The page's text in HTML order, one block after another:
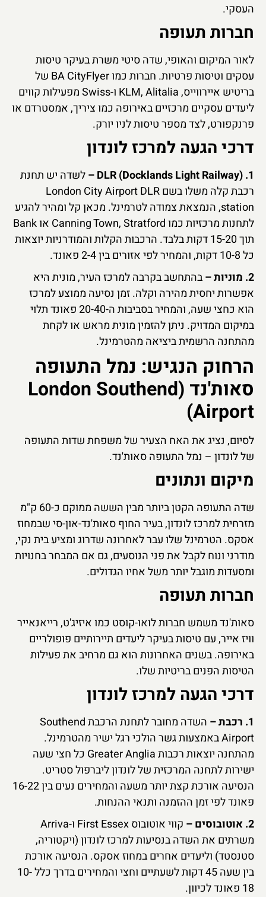
העסקי.
חברות תעופה
לאור המיקום והאופי, שדה סיטי משרת בעיקר טיסות
עסקים וטיסות פרטיות. חברות כמו BA CityFlyer של
בריטיש איירווייס, KLM, Alitalia ו-Swiss מפעילות קווים
ליעדים עסקיים מרכזיים באירופה כמו ציריך, אמסטרדם או
פרנקפורט, לצד מספר טיסות לניו יורק.
דרכי הגעה למרכז לונדון
1. DLR (Docklands Light Railway) –
לשדה יש תחנת
רכבת קלה משלו בשם London City Airport DLR
station, הנמצאת צמודה לטרמינל. מכאן קל ומהיר להגיע
לתחנות מרכזיות כמו Canning Town, Stratford או Bank
תוך 15-20 דקות בלבד. הרכבות הקלות והמודרניות יוצאות
כל 10-8 דקות, והמחיר לפי אזורים בין 2-4 פאונד.
2. מוניות –
בהתחשב בקרבה למרכז העיר, מונית היא
אפשרות יחסית מהירה וקלה. זמן נסיעה ממוצע למרכז
הוא כחצי שעה, והמחיר בסביבות ה-20-40 פאונד תלוי
במיקום המדויק. ניתן להזמין מונית מראש או לקחת
מהתחנה הרשמית ביציאה מהטרמינל.
הרחוק הנגיש: נמל התעופה
סאות'נד (London Southend
Airport)
לסיום, נציג את האח הצעיר של משפחת שדות התעופה
של לונדון – נמל התעופה סאות'נד.
מיקום ונתונים
שדה התעופה הקטן ביותר מבין הששה ממוקם כ-60 ק"מ
מזרחית למרכז לונדון, בעיר החוף סאות'נד-און-סי שבמחוז
אסקס. הטרמינל שלו עבר לאחרונה שדרוג ומציע בית נקי,
מודרני ונוח לקבל את פני הנוסעים, גם אם המבחר בחנויות
ומסעדות מוגבל יותר משל אחיו הגדולים.
חברות תעופה
סאות'נד משמש חברות לואו-קוסט כמו איזיג'ט, רייאנאייר
וויז אייר, עם טיסות בעיקר ליעדים תיירותיים פופולריים
באירופה. בשנים האחרונות הוא גם מרחיב את פעילות
הטיסות הפנים בריטיות שלו.
דרכי הגעה למרכז לונדון
1. רכבת –
השדה מחובר לתחנת הרכבת Southend
Airport באמצעות גשר הולכי רגל ישיר מהטרמינל.
מהתחנה יוצאות רכבות Greater Anglia כל חצי שעה
ישירות לתחנה המרכזית של לונדון ליברפול סטריט.
הנסיעה אורכת קצת יותר משעה והמחירים נעים בין 16-22
פאונד לפי זמן ההזמנה ותנאי ההנחות.
2. אוטובוסים –
קווי אוטובוס First Essex ו-Arriva
משרתים את השדה בנסיעות למרכז לונדון (ויקטוריה,
סטנסטד) וליעדים אחרים במחוז אסקס. הנסיעה אורכת
בין שעה 45 דקות לשעתיים וחצי והמחירים בדרך כלל 10-
18 פאונד לכיוון.